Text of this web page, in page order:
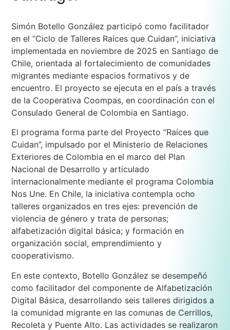
Simón Botello González participó como facilitador
en el “Ciclo de Talleres Raíces que Cuidan”, iniciativa
implementada en noviembre de 2025 en Santiago de
Chile, orientada al fortalecimiento de comunidades
migrantes mediante espacios formativos y de
encuentro. El proyecto se ejecuta en el país a través
de la Cooperativa Coompas, en coordinación con el
Consulado General de Colombia en Santiago.
El programa forma parte del Proyecto “Raíces que
Cuidan”, impulsado por el Ministerio de Relaciones
Exteriores de Colombia en el marco del Plan
Nacional de Desarrollo y articulado
internacionalmente mediante el programa Colombia
Nos Une. En Chile, la iniciativa contempla ocho
talleres organizados en tres ejes: prevención de
violencia de género y trata de personas;
alfabetización digital básica; y formación en
organización social, emprendimiento y
cooperativismo.
En este contexto, Botello González se desempeñó
como facilitador del componente de Alfabetización
Digital Básica, desarrollando seis talleres dirigidos a
la comunidad migrante en las comunas de Cerrillos,
Recoleta y Puente Alto. Las actividades se realizaron